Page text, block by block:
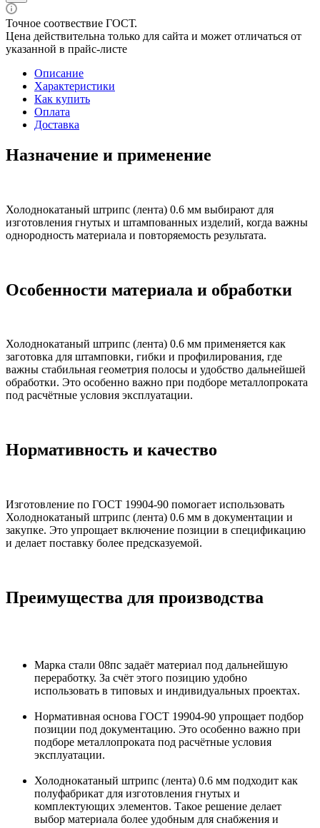
Точное соотвествие ГОСТ.
Цена действительна только для сайта и может отличаться от
указанной в прайс-листе
Описание
Характеристики
Как купить
Оплата
Доставка
Назначение и применение
Холоднокатаный штрипс (лента) 0.6 мм выбирают для
изготовления гнутых и штампованных изделий, когда важны
однородность материала и повторяемость результата.
Особенности материала и обработки
Холоднокатаный штрипс (лента) 0.6 мм применяется как
заготовка для штамповки, гибки и профилирования, где
важны стабильная геометрия полосы и удобство дальнейшей
обработки. Это особенно важно при подборе металлопроката
под расчётные условия эксплуатации.
Нормативность и качество
Изготовление по ГОСТ 19904-90 помогает использовать
Холоднокатаный штрипс (лента) 0.6 мм в документации и
закупке. Это упрощает включение позиции в спецификацию
и делает поставку более предсказуемой.
Преимущества для производства
Марка стали 08пс задаёт материал под дальнейшую
переработку. За счёт этого позицию удобно
использовать в типовых и индивидуальных проектах.
Нормативная основа ГОСТ 19904-90 упрощает подбор
позиции под документацию. Это особенно важно при
подборе металлопроката под расчётные условия
эксплуатации.
Холоднокатаный штрипс (лента) 0.6 мм подходит как
полуфабрикат для изготовления гнутых и
комплектующих элементов. Такое решение делает
выбор материала более удобным для снабжения и